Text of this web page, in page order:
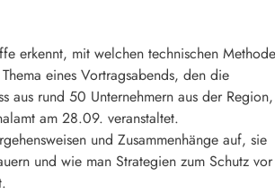
erkennt, mit welchen technischen
eines Vortragsabends, den die
aus rund 50 Unternehmern aus der
am 28.09. veranstaltet.
und Zusammenhänge auf, sie
und wie man Strategien zum Schutz vor